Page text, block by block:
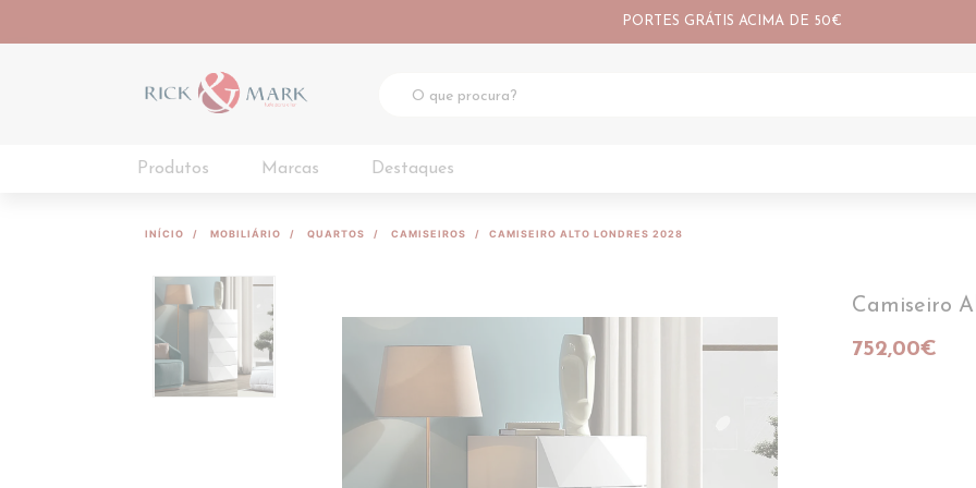
PORTES GRÁTIS ACIMA DE 50€
Produtos Marcas Destaques
INÍCIO MOBILIÁRIO QUARTOS CAMISEIROS CAMISEIRO ALTO LONDRES 2028
Camiseiro
752,00€